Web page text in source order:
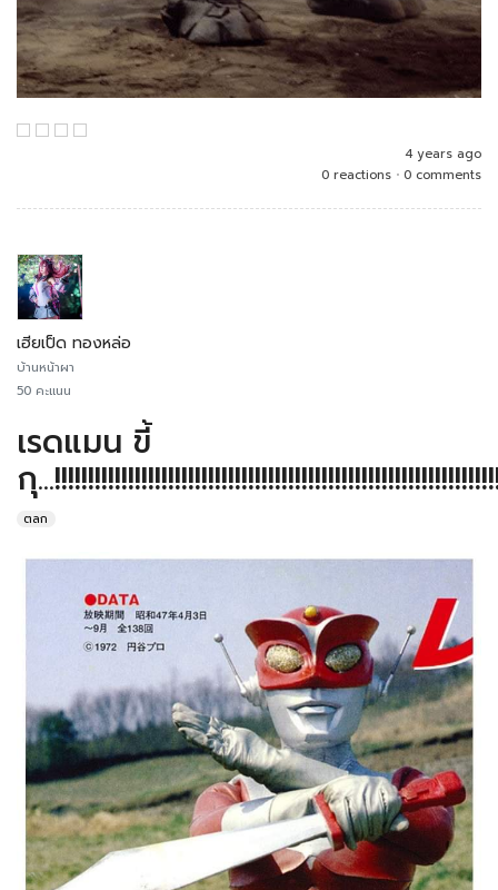
4 years ago
0 reactions • 0 comments
เฮียเป็ด ทองหล่อ
บ้านหน้าผา
50 คะแนน
เรดแมน ขี้
กุ
ตลก